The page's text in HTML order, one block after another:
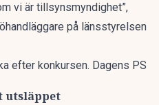
vi är tillsynsmyndighet”,
på länsstyrelsen
efter konkursen. Dagens PS
utsläppet